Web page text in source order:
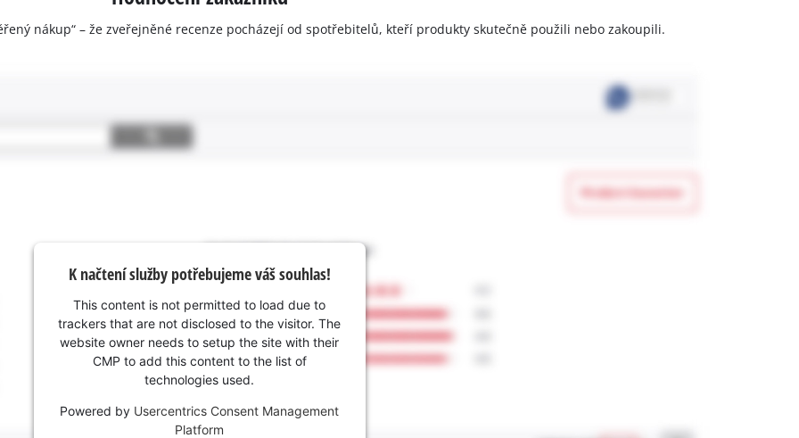
nákup“ – že zveřejněné recenze pocházejí od spotřebitelů, kteří produkty skutečně použili nebo zakoupili.
K načtení služby potřebujeme váš souhlas!
This content is not permitted to load due to
trackers that are not disclosed to the visitor. The
website owner needs to setup the site with their
CMP to add this content to the list of
technologies used.
Powered by Usercentrics Consent Management
Platform